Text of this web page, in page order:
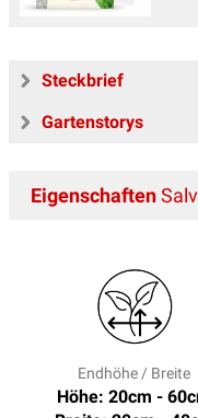
Steckbrief
Gartenstorys
Eigenschaften
Endhöhe / Breite
Höhe: 20cm -